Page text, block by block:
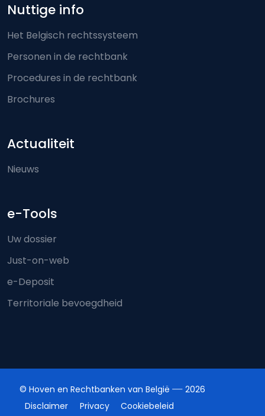
Nuttige info
Het Belgisch rechtssysteem
Personen in de rechtbank
Procedures in de rechtbank
Brochures
Actualiteit
Nieuws
e-Tools
Uw dossier
Just-on-web
e-Deposit
Territoriale bevoegdheid
© Hoven en Rechtbanken van België
2026
Disclaimer
Privacy Cookiebeleid